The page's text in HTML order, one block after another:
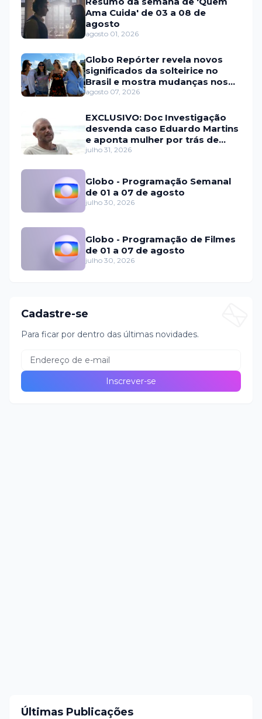
Ama Cuida' de 03 a 08 de
agosto
agosto 01, 2026
Globo Repórter revela novos
significados da solteirice no
Brasil e mostra mudanças nos
relacionamentos
agosto 07, 2026
EXCLUSIVO: Doc Investigação
desvenda caso Eduardo Martins
e aponta mulher por trás de
fraude internacional
julho 31, 2026
Globo - Programação Semanal
de 01 a 07 de agosto
julho 30, 2026
Globo - Programação de Filmes
de 01 a 07 de agosto
julho 30, 2026
Cadastre-se
Para ficar por dentro das últimas novidades.
Últimas Publicações